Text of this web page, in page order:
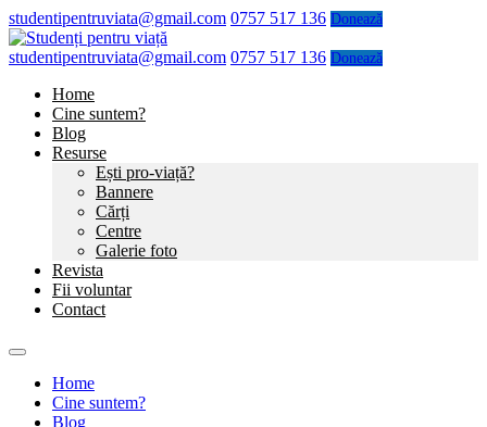
studentipentruviata@gmail.com 0757 517 136 Donează
studentipentruviata@gmail.com 0757 517 136 Donează
Home
Cine suntem?
Blog
Resurse
Ești pro-viață?
Bannere
Cărți
Centre
Galerie foto
Revista
Fii voluntar
Contact
Home
Cine suntem?
Blog